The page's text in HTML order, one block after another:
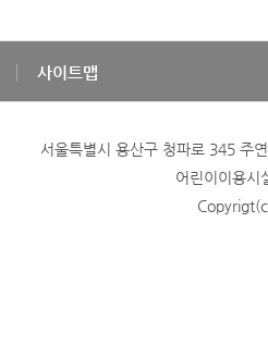
사이트맵
서울특별시 용산구 청파로 345
어린이이용시